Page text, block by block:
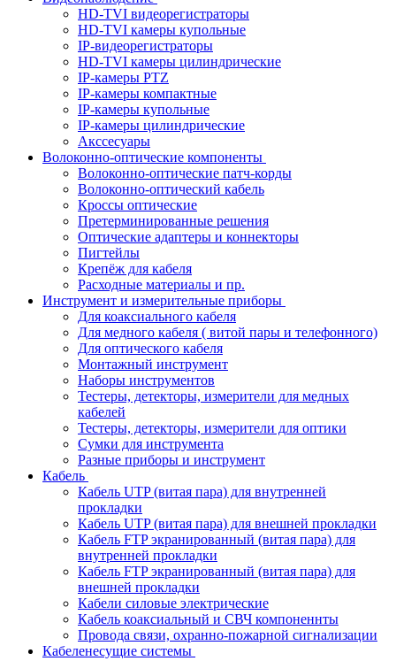
HD-TVI видеорегистраторы
HD-TVI камеры купольные
IP-видеорегистраторы
HD-TVI камеры цилиндрические
IP-камеры PTZ
IP-камеры компактные
IP-камеры купольные
IP-камеры цилиндрические
Акссесуары
Волоконно-оптические компоненты
Волоконно-оптические патч-корды
Волоконно-оптический кабель
Кроссы оптические
Претерминированные решения
Оптические адаптеры и коннекторы
Пигтейлы
Крепёж для кабеля
Расходные материалы и пр.
Инструмент и измерительные приборы
Для коаксиального кабеля
Для медного кабеля ( витой пары и телефонного)
Для оптического кабеля
Монтажный инструмент
Наборы инструментов
Тестеры, детекторы, измерители для медных
кабелей
Тестеры, детекторы, измерители для оптики
Сумки для инструмента
Разные приборы и инструмент
Кабель
Кабель UTP (витая пара) для внутренней
прокладки
Кабель UTP (витая пара) для внешней прокладки
Кабель FTP экранированный (витая пара) для
внутренней прокладки
Кабель FTP экранированный (витая пара) для
внешней прокладки
Кабели силовые электрические
Кабель коаксиальный и СВЧ компоненнты
Провода связи, охранно-пожарной сигнализации
Кабеленесущие системы